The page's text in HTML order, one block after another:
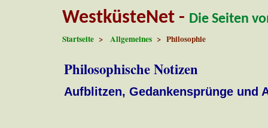
WestküsteNet - Die Seiten
Startseite >Allgemeines > Philosophie
Philosophische Notizen
Aufblitzen, Gedankensprünge und